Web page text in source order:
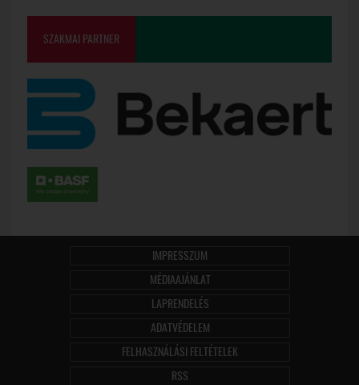
SZAKMAI PARTNER
IMPRESSZUM
MÉDIAAJÁNLAT
LAPRENDELÉS
ADATVÉDELEM
FELHASZNÁLÁSI FELTÉTELEK
RSS